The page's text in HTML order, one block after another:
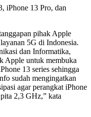
iPhone 13 Pro, dan
pihak Apple
5G di Indonesia.
dan Informatika,
Apple untuk membuka
13 series sehingga
sudah mengingatkan
agar perangkat iPhone
2,3 GHz,” kata